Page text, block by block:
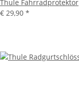
Thule Fahrradprotektor
€ 29,90 *